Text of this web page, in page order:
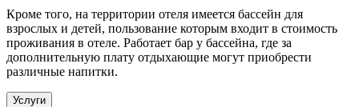
Кроме того, на территории отеля имеется бассейн для
взрослых и детей, пользование которым входит в стоимость
проживания в отеле. Работает бар у бассейна, где за
дополнительную плату отдыхающие могут приобрести
различные напитки.
Услуги